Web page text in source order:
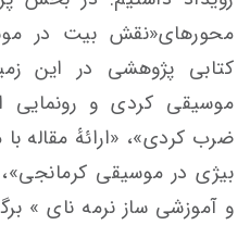
محورهای«نقش بیت در
کتابی پژوهشی در این
موسیقی کردی و رونمایی
ضرب کردی»، «ارائهٔ مقاله
بیژی در موسیقی
و آموزشی ساز نرمه نای »